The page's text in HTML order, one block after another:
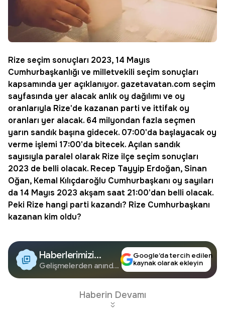
Rize seçim sonuçları 2023, 14 Mayıs
Cumhurbaşkanlığı ve milletvekili seçim sonuçları
kapsamında yer açıklanıyor. gazetavatan.com seçim
sayfasında yer alacak anlık oy dağılımı ve oy
oranlarıyla Rize'de kazanan parti ve ittifak oy
oranları yer alacak. 64 milyondan fazla seçmen
yarın sandık başına gidecek. 07:00'da başlayacak oy
verme işlemi 17:00'da bitecek. Açılan sandık
sayısıyla paralel olarak Rize ilçe seçim sonuçları
2023 de belli olacak. Recep Tayyip Erdoğan, Sinan
Oğan, Kemal Kılıçdaroğlu Cumhurbaşkanı oy sayıları
da 14 Mayıs 2023 akşam saat 21:00'dan belli olacak.
Peki Rize hangi parti kazandı? Rize Cumhurbaşkanı
kazanan kim oldu?
Haberlerimizi
Google'da Takip
Edin
Gelişmelerden anında
Google’da tercih edilen
kaynak olarak ekleyin
Haberin Devamı